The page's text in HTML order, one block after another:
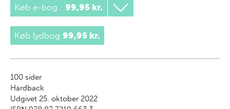
Køb e-bog : 99,95 kr.
Køb lydbog 99,95 kr.
100 sider
Hardback
Udgivet 25. oktober 2022